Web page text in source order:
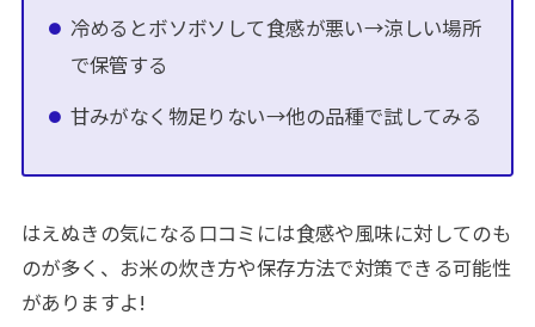
冷めるとボソボソして食感が悪い→涼しい場所
で保管する
甘みがなく物足りない→他の品種で試してみる
はえぬきの気になる口コミには食感や風味に対してのも
のが多く、お米の炊き方や保存方法で対策できる可能性
がありますよ!